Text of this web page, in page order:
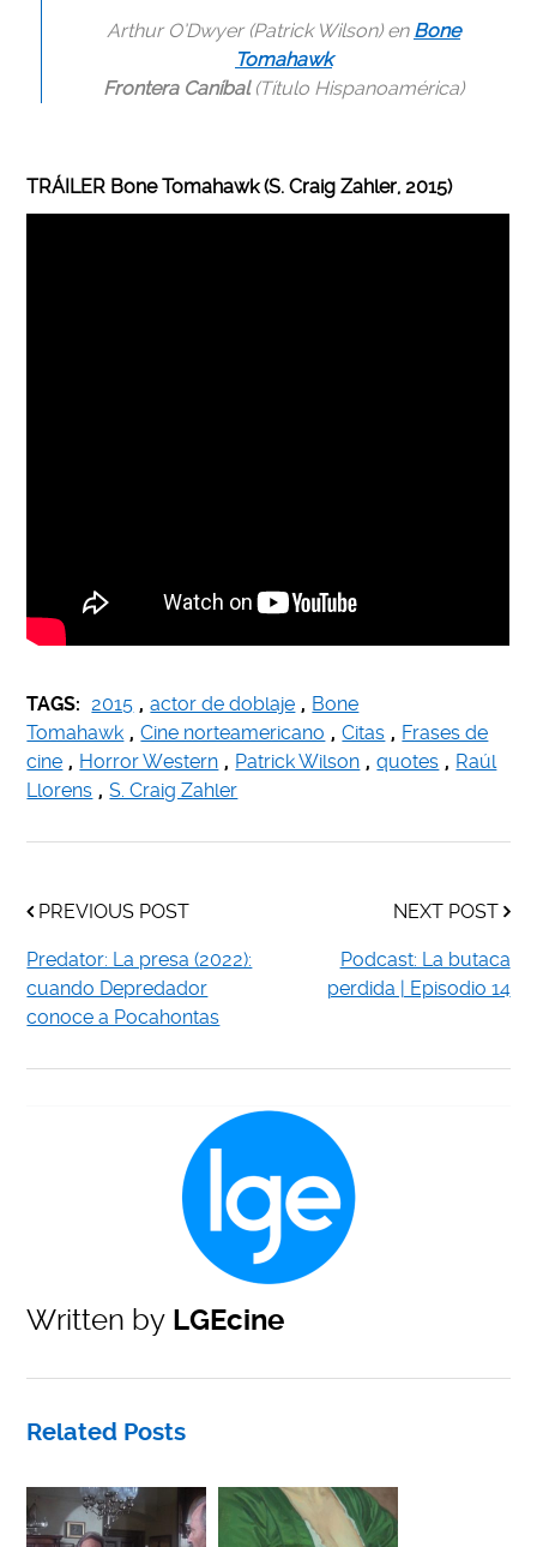
Arthur O’Dwyer (Patrick Wilson) en Bone
Tomahawk
Frontera Caníbal (Título Hispanoamérica)
TRÁILER Bone Tomahawk (S. Craig Zahler, 2015)
TAGS: 2015 , actor de doblaje , Bone
Tomahawk , Cine norteamericano , Citas , Frases de
cine , Horror Western , Patrick Wilson , quotes , Raúl
Llorens , S. Craig Zahler
PREVIOUS POST
Predator: La presa (2022):
cuando Depredador
conoce a Pocahontas
NEXT POST
Podcast: La butaca
perdida | Episodio 14
Written by LGEcine
Related Posts